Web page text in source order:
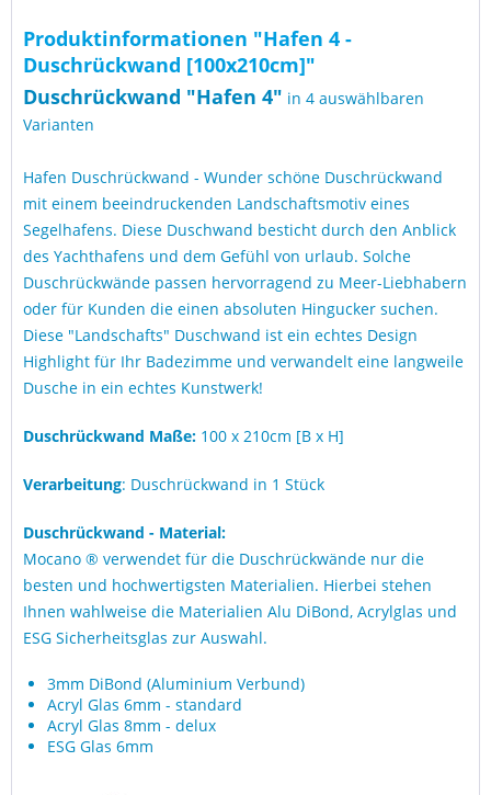
Produktinformationen "Hafen 4 -
Duschrückwand [100x210cm]"
Duschrückwand "Hafen 4" in 4 auswählbaren
Varianten
Hafen Duschrückwand - Wunder schöne Duschrückwand
mit einem beeindruckenden Landschaftsmotiv eines
Segelhafens. Diese Duschwand besticht durch den Anblick
des Yachthafens und dem Gefühl von urlaub. Solche
Duschrückwände passen hervorragend zu Meer-Liebhabern
oder für Kunden die einen absoluten Hingucker suchen.
Diese "Landschafts" Duschwand ist ein echtes Design
Highlight für Ihr Badezimme und verwandelt eine langweile
Dusche in ein echtes Kunstwerk!
Duschrückwand Maße: 100 x 210cm [B x H]
Verarbeitung: Duschrückwand in 1 Stück
Duschrückwand - Material:
Mocano ® verwendet für die Duschrückwände nur die
besten und hochwertigsten Materialien. Hierbei stehen
Ihnen wahlweise die Materialien Alu DiBond, Acrylglas und
ESG Sicherheitsglas zur Auswahl.
3mm DiBond (Aluminium Verbund)
Acryl Glas 6mm - standard
Acryl Glas 8mm - delux
ESG Glas 6mm